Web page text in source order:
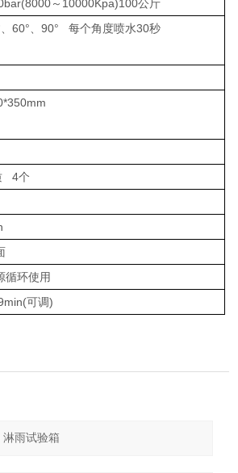
～10000Kpa)100公斤
、60°、90° 每个角度喷水30秒
4个
循环使用
可调)